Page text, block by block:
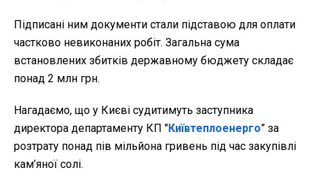
Підписані ним документи стали підставою для оплати
частково невиконаних робіт. Загальна сума
встановлених збитків державному бюджету складає
понад 2 млн грн.
Нагадаємо, що у Києві судитимуть заступника
директора департаменту КП "Київтеплоенерго” за
розтрату понад пів мільйона гривень під час закупівлі
кам’яної солі.